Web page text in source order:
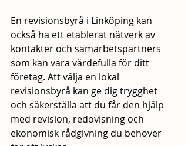
En revisionsbyrå i Linköping kan
också ha ett etablerat nätverk av
kontakter och samarbetspartners
som kan vara värdefulla för ditt
företag. Att välja en lokal
revisionsbyrå kan ge dig trygghet
och säkerställa att du får den hjälp
med revision, redovisning och
ekonomisk rådgivning du behöver